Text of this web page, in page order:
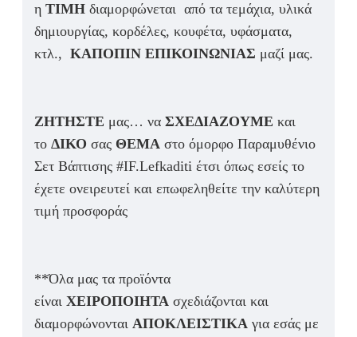
η ΤΙΜΗ διαμορφώνεται από τα τεμάχια, υλικά
δημιουργίας, κορδέλες, κουφέτα, υφάσματα,
κτλ., ΚΑΠΟΠΙΝ ΕΠΙΚΟΙΝΩΝΙΑΣ μαζί μας.
ΖΗΤΗΣΤΕ μας… να ΣΧΕΔΙΑΖΟΥΜΕ και
το ΔΙΚΟ σας ΘΕΜΑ στο όμορφο Παραμυθένιο
Σετ Βάπτισης #IF.Lefkaditi έτσι όπως εσείς το
έχετε ονειρευτεί και επωφεληθείτε την καλύτερη
τιμή προσφοράς
**Όλα μας τα προϊόντα
είναι ΧΕΙΡΟΠΟΙΗΤΑ σχεδιάζονται και
διαμορφώνονται ΑΠΟΚΛΕΙΣΤΙΚΑ για εσάς με